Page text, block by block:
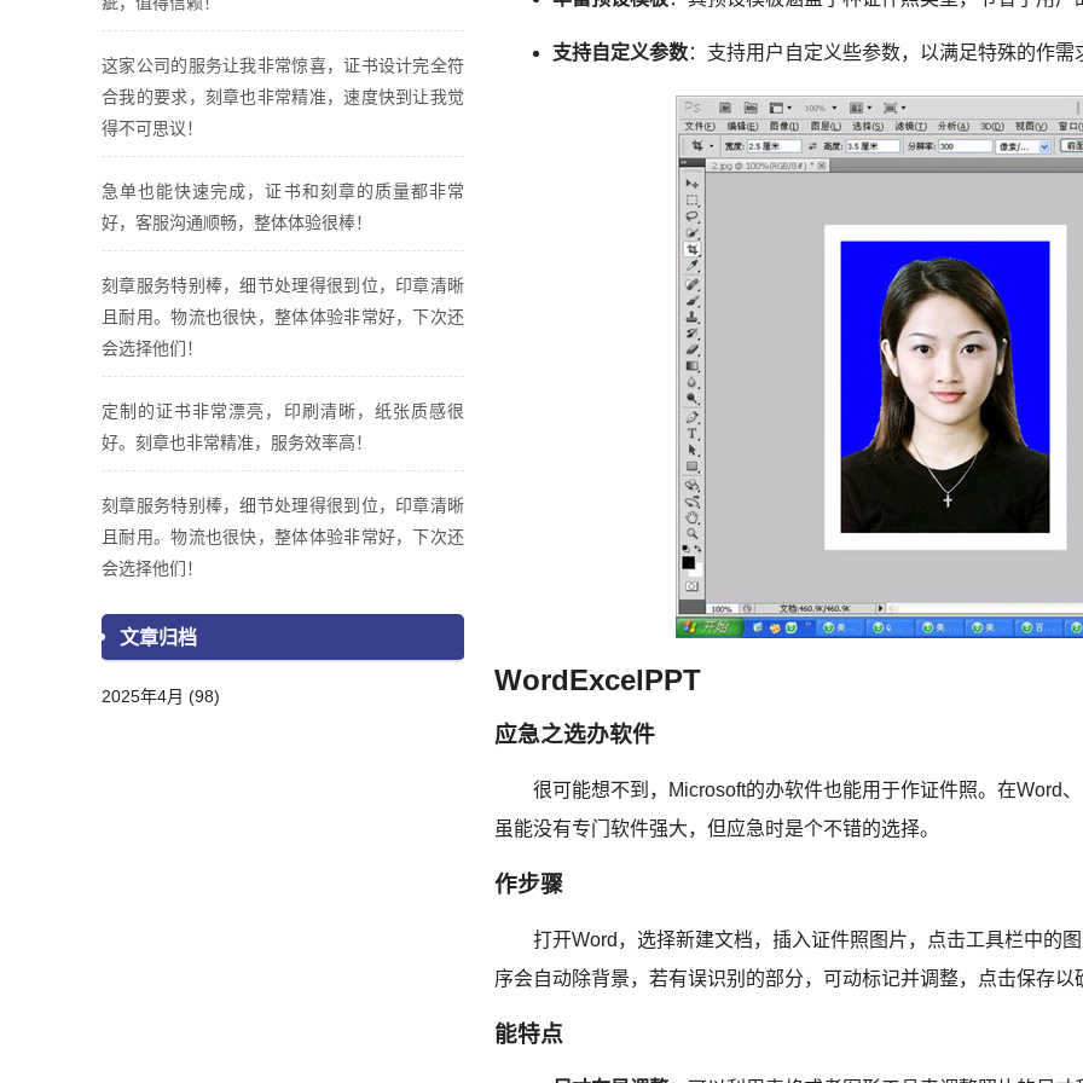
这家公司的服务让我非常惊喜，证书设计完全符
合我的要求，刻章也非常精准，速度快到让我觉
得不可思议！
急单也能快速完成，证书和刻章的质量都非常
好，客服沟通顺畅，整体体验很棒！
刻章服务特别棒，细节处理得很到位，印章清晰
且耐用。物流也很快，整体体验非常好，下次还
会选择他们！
定制的证书非常漂亮，印刷清晰，纸张质感很
好。刻章也非常精准，服务效率高！
刻章服务特别棒，细节处理得很到位，印章清晰
且耐用。物流也很快，整体体验非常好，下次还
会选择他们！
文章归档
2025年4月 (98)
支持自定义参数：支持用户自定义些参数，以满足特殊的作需
WordExcelPPT
应急之选办软件
很可能想不到，Microsoft的办软件也能用于作证件照。在Word
虽能没有专门软件强大，但应急时是个不错的选择。
作步骤
打开Word，选择新建文档，插入证件照图片，点击工具栏中的
序会自动除背景，若有误识别的部分，可动标记并调整，点击保存以
能特点